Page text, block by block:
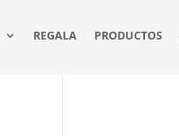
REGALA PRODUCTOS